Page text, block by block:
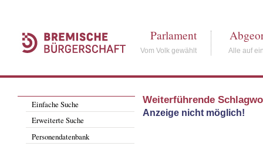
Parlament
Vom Volk gewählt Alle auf
Einfache Suche
Erweiterte Suche
Personendatenbank
Weiterführende
Anzeige nicht möglich!